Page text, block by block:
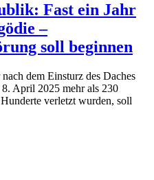
Fast ein Jahr
–
soll beginnen
dem Einsturz des Daches
April 2025 mehr als 230
verletzt wurden, soll